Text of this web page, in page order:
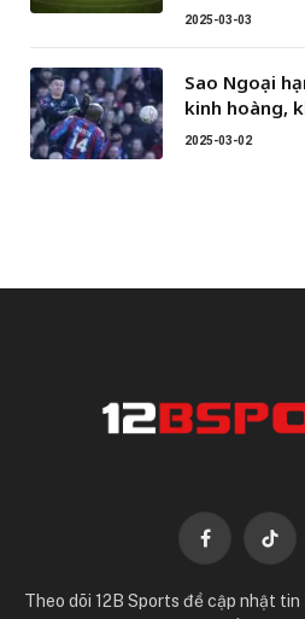
2025-03-03
Sao Ngoại
kinh hoàng,
2025-03-02
Facebook
Theo dõi 12B Sports để cập nhật